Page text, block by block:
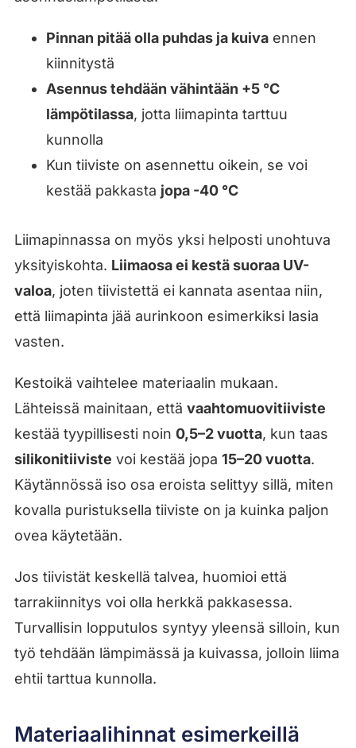
Pinnan pitää olla puhdas ja kuivaennen
kiinnitystä
Asennus tehdään vähintään +5 °C
lämpötilassa, jotta liimapinta tarttuu
kunnolla
Kun tiiviste on asennettu oikein, se voi
kestää pakkasta jopa -40 °C
Liimapinnassa on myös yksi helposti unohtuva
yksityiskohta. Liimaosa ei kestä suoraa UV-
valoa, joten tiivistettä ei kannata asentaa niin,
että liimapinta jää aurinkoon esimerkiksi lasia
vasten.
Kestoikä vaihtelee materiaalin mukaan.
Lähteissä mainitaan, että vaahtomuovitiiviste
kestää tyypillisesti noin 0,5–2 vuotta, kun taas
silikonitiiviste voi kestää jopa 15–20 vuotta.
Käytännössä iso osa eroista selittyy sillä, miten
kovalla puristuksella tiiviste on ja kuinka paljon
ovea käytetään.
Jos tiivistät keskellä talvea, huomioi että
tarrakiinnitys voi olla herkkä pakkasessa.
Turvallisin lopputulos syntyy yleensä silloin, kun
työ tehdään lämpimässä ja kuivassa, jolloin liima
ehtii tarttua kunnolla.
Materiaalihinnat esimerkeillä